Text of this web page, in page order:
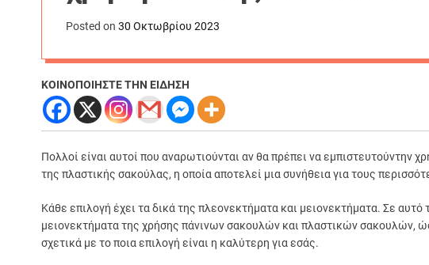
Posted on 30 Οκτωβρίου 2023
ΚΟΙΝΟΠΟΙΗΣΤΕ ΤΗΝ ΕΙΔΗΣΗ
Πολλοί είναι αυτοί που αναρωτιούνται αν θα πρέπει να εμπιστευτούντην
της πλαστικής σακούλας, η οποία αποτελεί μια συνήθεια για τους
Κάθε επιλογή έχει τα δικά της πλεονεκτήματα και μειονεκτήματα. Σε
μειονεκτήματα της χρήσης πάνινων σακουλών και πλαστικών σακουλών,
σχετικά με το ποια επιλογή είναι η καλύτερη για εσάς.